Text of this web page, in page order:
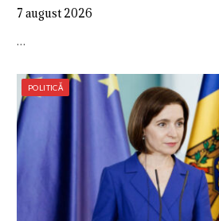
7 august 2026
…
POLITICĂ